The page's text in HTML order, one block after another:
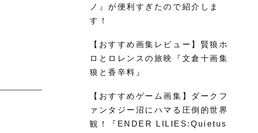
ノ』が便利すぎたので紹介しま
す！
【おすすめ画集レビュー】賢狼ホ
ロとロレンスの旅映『文倉十画集
狼と香辛料』
【おすすめゲーム画集】ダークフ
ァンタジー沼にハマる圧倒的世界
観！『ENDER LILIES:Quietus